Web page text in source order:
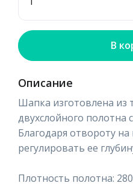
В
Описание
Шапка изготовлена из
двухслойного полотна
Благодаря отвороту
регулировать ее
Плотность полотна: